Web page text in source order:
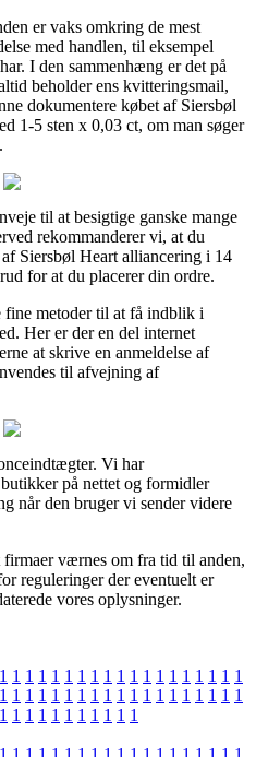
er vaks omkring de mest
med handlen, til eksempel
I den sammenhæng er det på
beholder ens kvitteringsmail,
dokumentere købet af Siersbøl
1-5 sten x 0,03 ct, om man søger
til at besigtige ganske mange
rekommanderer vi, at du
Siersbøl Heart alliancering i 14
for at du placerer din ordre.
metoder til at få indblik i
Her er der en del internet
at skrive en anmeldelse af
til afvejning af
Vi har
på nettet og formidler
når den bruger vi sender videre
værnes om fra tid til anden,
reguleringer der eventuelt er
vores oplysninger.
1 1 1 1 1 1 1 1 1 1 1 1 1 1 1 1 1 1 1
1 1 1 1 1 1 1 1 1 1 1 1 1 1 1 1 1 1 1
1 1 1 1 1 1 1 1 1 1 1